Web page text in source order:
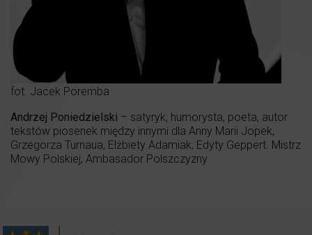
fot. Jacek Poremba
Andrzej Poniedzielski – satyryk, humorysta, poeta, autor
tekstów piosenek między innymi dla Anny Marii Jopek,
Grzegorza Turnaua, Elżbiety Adamiak, Edyty Geppert. Mistrz
Mowy Polskiej, Ambasador Polszczyzny